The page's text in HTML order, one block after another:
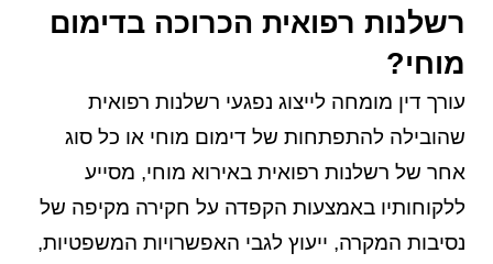
רשלנות רפואית הכרוכה בדימום
מוחי?
עורך דין מומחה לייצוג נפגעי רשלנות רפואית
שהובילה להתפתחות של דימום מוחי או כל סוג
אחר של רשלנות רפואית באירוא מוחי, מסייע
ללקוחותיו באמצעות הקפדה על חקירה מקיפה של
נסיבות המקרה, ייעוץ לגבי האפשרויות המשפטיות,